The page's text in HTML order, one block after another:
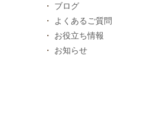
ブログ
よくあるご質問
お役立ち情報
お知らせ